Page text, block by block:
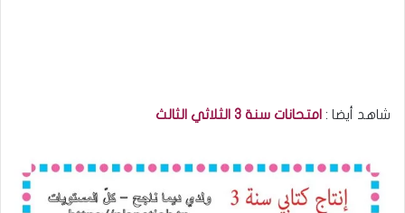
شاهد أيضا : امتحانات سنة 3 الثلاثي الثالث